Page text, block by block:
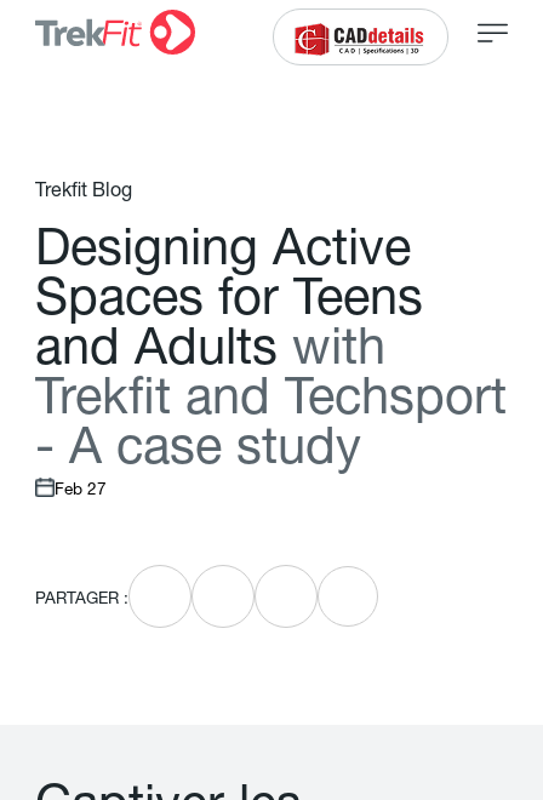
Trekfit Blog
Designing Active
Spaces for Teens
and Adults with
Trekft and Techsport
- A case study
Feb 27
PARTAGER :